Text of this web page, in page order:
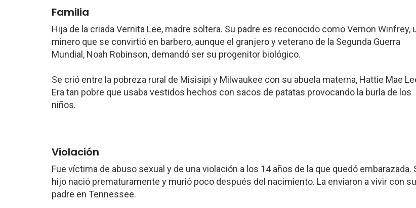
Familia
Hija de la criada Vernita Lee, madre soltera. Su padre es reconocido como Vernon Winfrey,
minero que se convirtió en barbero, aunque el granjero y veterano de la Segunda Guerra
Mundial, Noah Robinson, demandó ser su progenitor biológico.
Se crió entre la pobreza rural de Misisipi y Milwaukee con su abuela materna, Hattie Mae
Era tan pobre que usaba vestidos hechos con sacos de patatas provocando la burla de los
niños.
Violación
Fue víctima de abuso sexual y de una violación a los 14 años de la que quedó embarazada.
hijo nació prematuramente y murió poco después del nacimiento. La enviaron a vivir con su
padre en Tennessee.